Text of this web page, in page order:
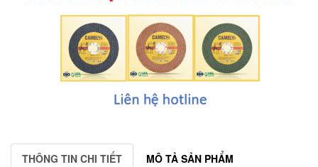
THÔNG TIN CHI TIẾT MÔ TẢ SẢN PHẨM